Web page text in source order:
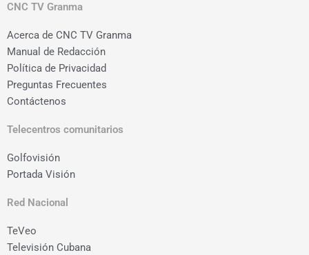
CNC TV Granma
Acerca de CNC TV Granma
Manual de Redacción
Política de Privacidad
Preguntas Frecuentes
Contáctenos
Telecentros comunitarios
Golfovisión
Portada Visión
Red Nacional
TeVeo
Televisión Cubana